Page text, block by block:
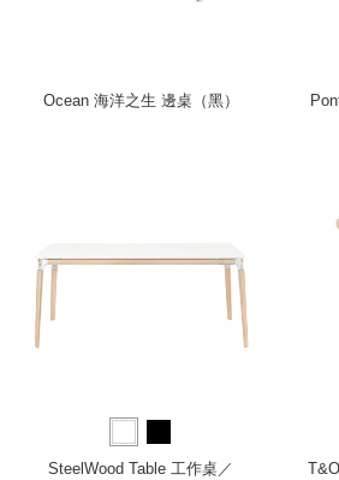
Ocean 海洋之生 邊桌（黑）
SteelWood Table 工作桌／